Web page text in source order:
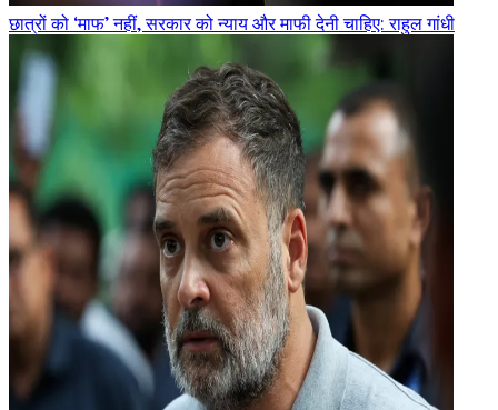
छात्रों को ‘माफ’ नहीं, सरकार को न्याय और माफी देनी चाहिए: राहुल गांधी